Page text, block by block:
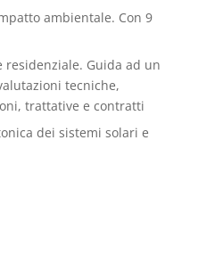
ambientale. Con 9
Guida ad un
tecniche,
trattative e contratti
dei sistemi solari e